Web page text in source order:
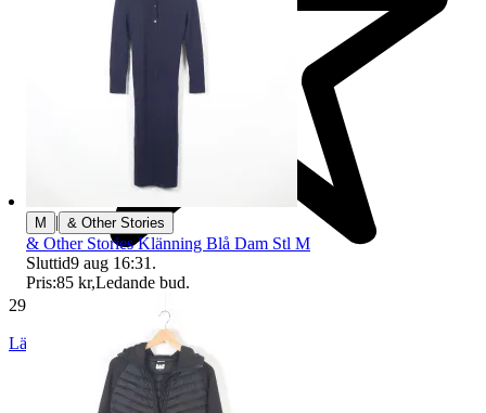
29 155 omdömen
Läs omdömen Följ
M | & Other Stories
& Other Stories Klänning Blå Dam Stl M
Sluttid9 aug 16:31 .
Pris:85 kr,Ledande bud.